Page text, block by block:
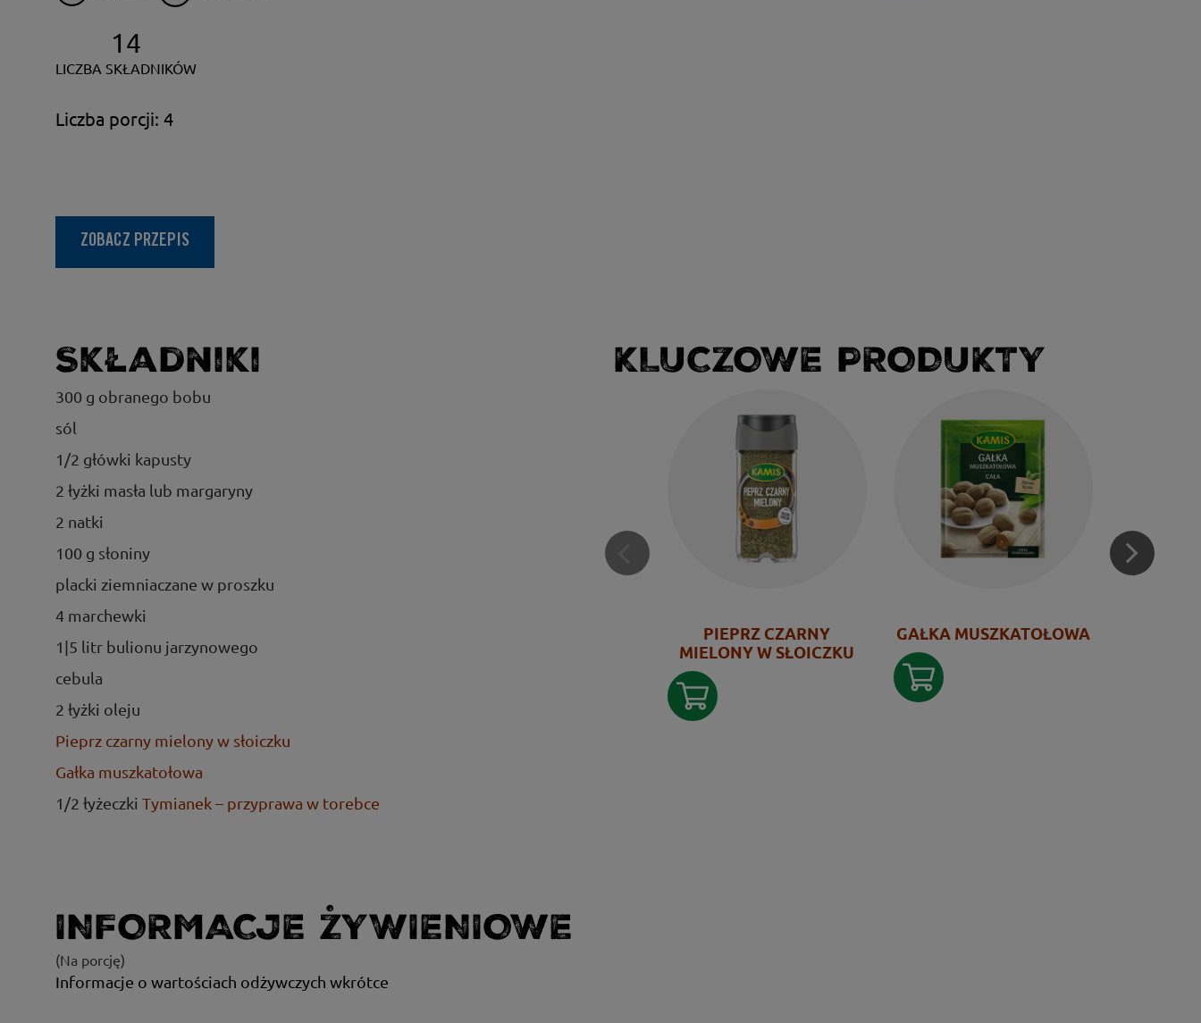
14
LICZBA SKŁADNIKÓW
Liczba porcji: 4
ZOBACZ PRZEPIS
Składniki
300 g obranego bobu
sól
1/2 główki kapusty
2 łyżki masła lub margaryny
2 natki
100 g słoniny
placki ziemniaczane w proszku
4 marchewki
1|5 litr bulionu jarzynowego
cebula
2 łyżki oleju
Pieprz czarny mielony w słoiczku
Gałka muszkatołowa
1/2 łyżeczki Tymianek – przyprawa w torebce
KLUCZOWE PRODUKTY
PIEPRZ CZARNY
MIELONY W SŁOICZKU
GAŁKA MUSZKATOŁOWA
INFORMACJE ŻYWIENIOWE
(Na porcję)
Informacje o wartościach odżywczych wkrótce